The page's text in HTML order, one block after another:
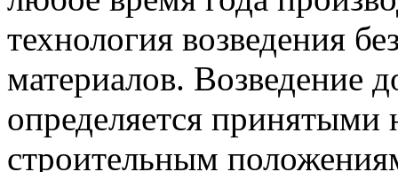
технология возведения
материалов. Возведение
определяется
строительным